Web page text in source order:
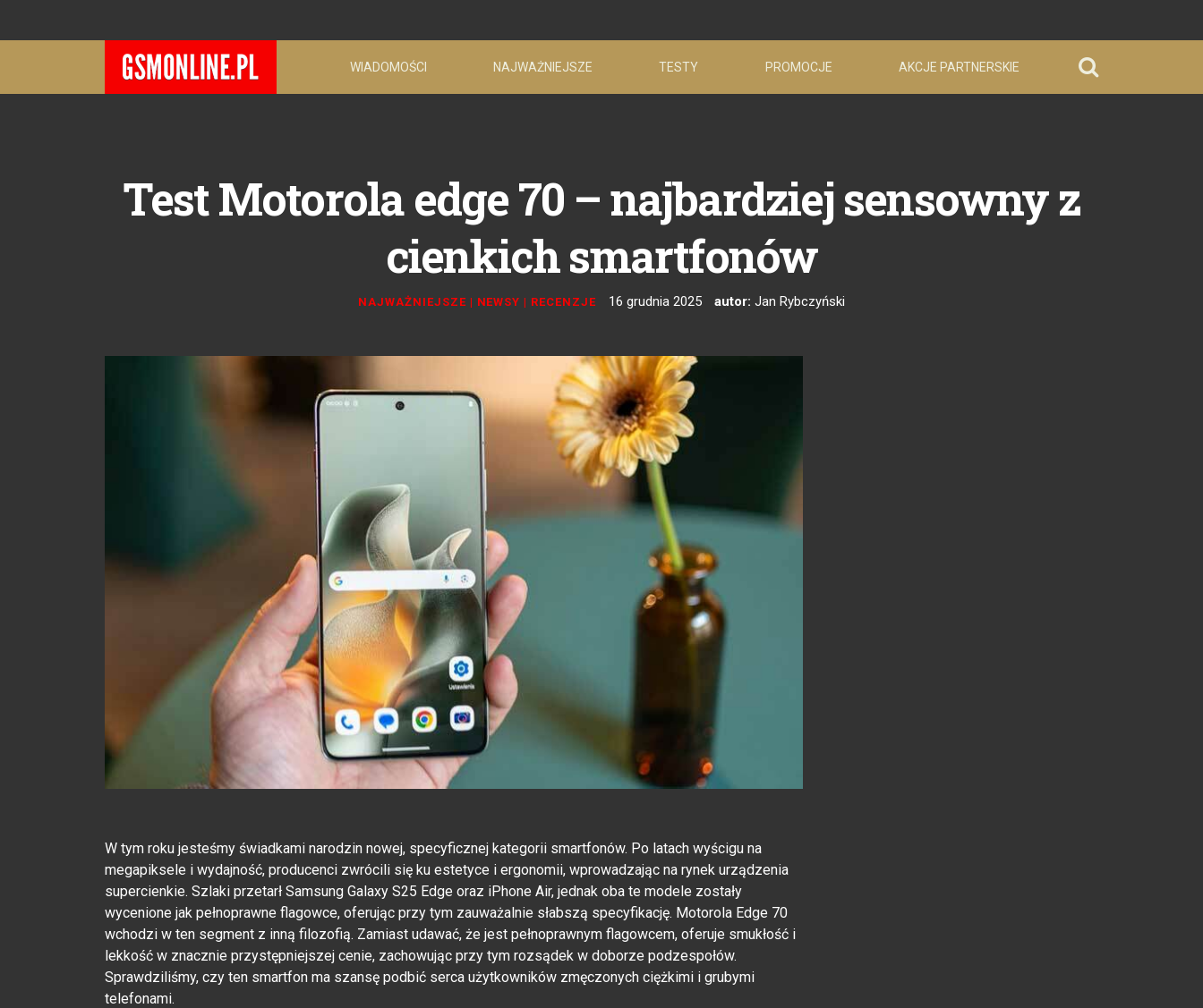
WIADOMOŚCI NAJWAŻNIEJSZE TESTY PROMOCJE AKCJE PARTNERSKIE
Test Motorola edge 70 – najbardziej sensowny z
cienkich smartfonów
NAJWAŻNIEJSZE | NEWSY | RECENZJE 16 grudnia 2025 autor: Jan Rybczyński
W tym roku jesteśmy świadkami narodzin nowej, specyficznej kategorii smartfonów. Po latach wyścigu na
megapiksele i wydajność, producenci zwrócili się ku estetyce i ergonomii, wprowadzając na rynek urządzenia
supercienkie. Szlaki przetarł Samsung Galaxy S25 Edge oraz iPhone Air, jednak oba te modele zostały
wycenione jak pełnoprawne flagowce, oferując przy tym zauważalnie słabszą specyfikację. Motorola Edge 70
wchodzi w ten segment z inną filozofią. Zamiast udawać, że jest pełnoprawnym flagowcem, oferuje smukłość i
lekkość w znacznie przystępniejszej cenie, zachowując przy tym rozsądek w doborze podzespołów.
Sprawdziliśmy, czy ten smartfon ma szansę podbić serca użytkowników zmęczonych ciężkimi i grubymi
telefonami.